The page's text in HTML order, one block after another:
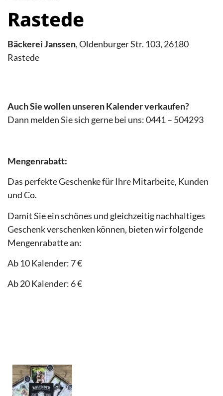
Rastede
Bäckerei Janssen, Oldenburger Str. 103, 26180
Rastede
Auch Sie wollen unseren Kalender verkaufen?
Dann melden Sie sich gerne bei uns: 0441 – 504293
Mengenrabatt:
Das perfekte Geschenke für Ihre Mitarbeite, Kunden
und Co.
Damit Sie ein schönes und gleichzeitig nachhaltiges
Geschenk verschenken können, bieten wir folgende
Mengenrabatte an:
Ab 10 Kalender: 7 €
Ab 20 Kalender: 6 €